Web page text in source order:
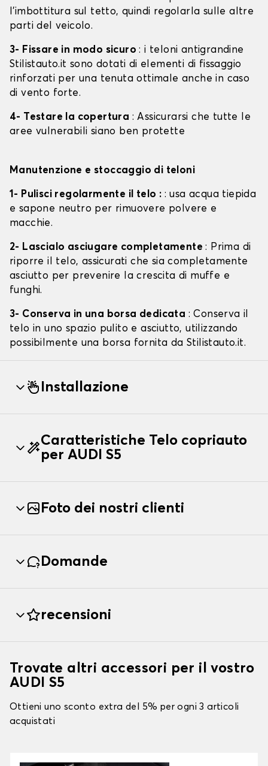
l'imbottitura sul tetto, quindi regolarla sulle altre
parti del veicolo.
3- Fissare in modo sicuro: i teloni antigrandine
Stilistauto.it sono dotati di elementi di fissaggio
rinforzati per una tenuta ottimale anche in caso
di vento forte.
4- Testare la copertura : Assicurarsi che tutte le
aree vulnerabili siano ben protette
Manutenzione e stoccaggio di teloni
1- Pulisci regolarmente il telo : : usa acqua tiepida
e sapone neutro per rimuovere polvere e
macchie.
2- Lascialo asciugare completamente: Prima di
riporre il telo, assicurati che sia completamente
asciutto per prevenire la crescita di muffe e
funghi.
3- Conserva in una borsa dedicata : Conserva il
telo in uno spazio pulito e asciutto, utilizzando
possibilmente una borsa fornita da Stilistauto.it.
Installazione
Caratteristiche Telo copriauto
per AUDI S5
Foto dei nostri clienti
Domande
recensioni
Trovate altri accessori per il vostro
AUDI S5
Ottieni uno sconto extra del 5% per ogni 3 articoli
acquistati